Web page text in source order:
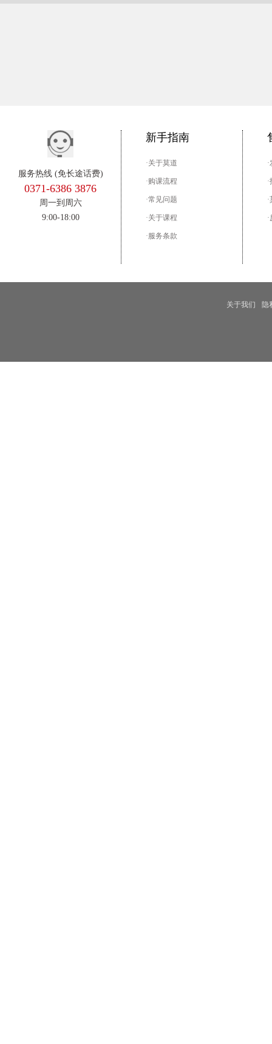
服务热线 (免长途话费)
0371-6386 3876
周一到周六
9:00-18:00
新手指南
·关于莫道
·购课流程
·常见问题
·关于课程
·服务条款
关于我们 隐